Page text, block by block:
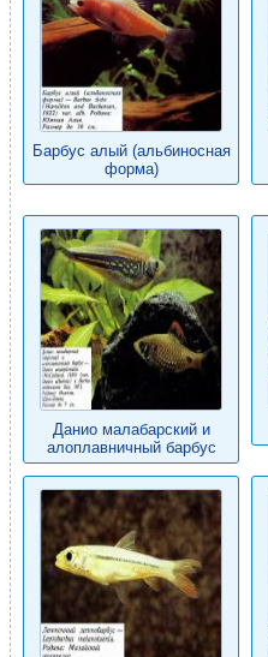
Барбус алый (альбиносная
форма)
Данио малабарский и
алоплавничный барбус